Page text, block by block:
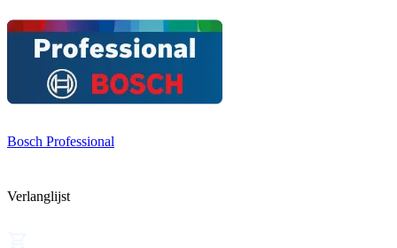
Bosch Professional
Verlanglijst